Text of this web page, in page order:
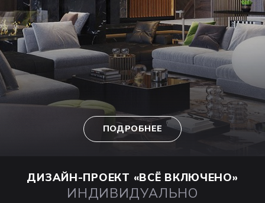
ПОДРОБНЕЕ
ДИЗАЙН-ПРОЕКТ «ВСЁ ВКЛЮЧЕНО»
ИНДИВИДУАЛЬНО